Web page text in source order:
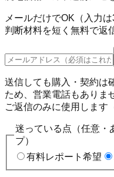
メールだけでOK（入力
判断材料を短く無料で返
送信しても購入・契約は
ため、営業電話もありま
ご返信のみに使用します
迷っている点（任意・
プ）
有料レポート希望